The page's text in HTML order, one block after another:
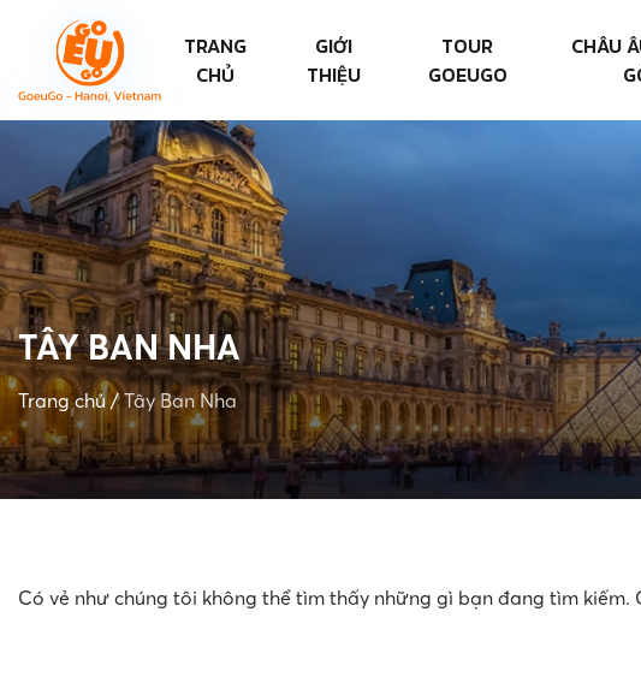
TRANG
CHỦ
GIỚI
THIỆU
TOUR
GOEUGO
CHÂU
TÂY BAN NHA
Trang chủ/Tây Ban Nha
Có vẻ như chúng tôi không thể tìm thấy những gì bạn đang tìm kiếm.